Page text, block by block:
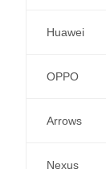
Huawei
OPPO
Arrows
Nexus